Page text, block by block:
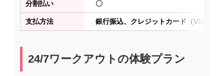
分割払い 〇
支払方法 銀行振込、クレジットカード（VISA、
24/7ワークアウトの体験プラン